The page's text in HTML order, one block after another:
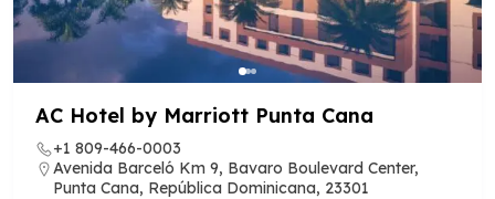
AC Hotel by Marriott Punta Cana
+1 809-466-0003
Avenida Barceló Km 9, Bavaro Boulevard Center,
Punta Cana, República Dominicana, 23301